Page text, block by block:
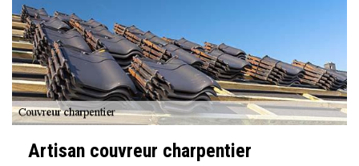
Artisan couvreur charpentier